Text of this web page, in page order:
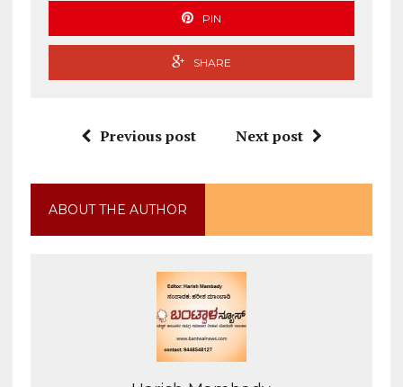
PIN
SHARE
Previous post Next post
ABOUT THE AUTHOR